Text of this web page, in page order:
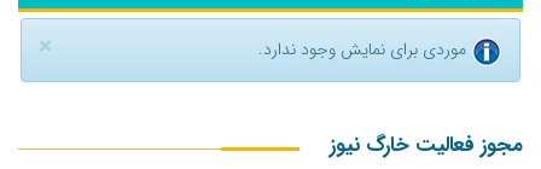
× موردی برای نمایش وجود ندارد.
مجوز فعالیت خارگ نیوز